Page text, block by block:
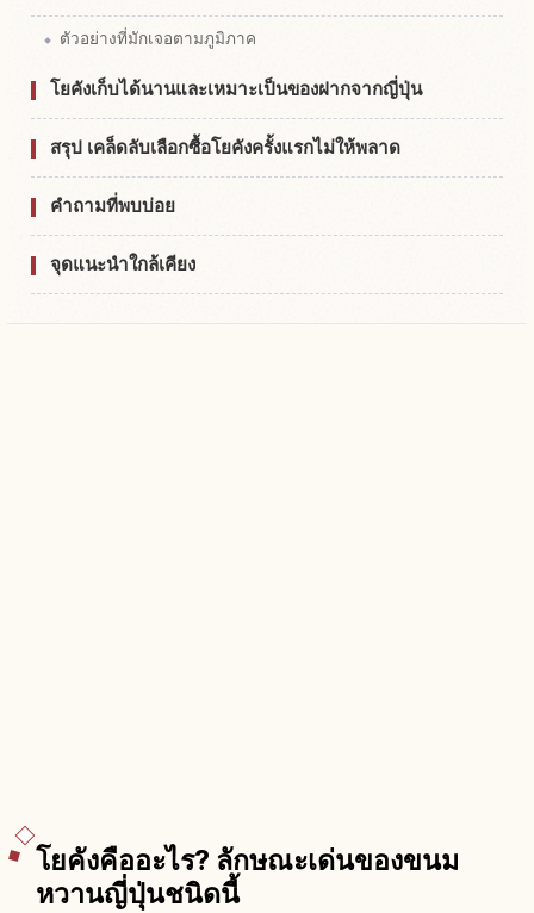
ตัวอย่างที่มักเจอตามภูมิภาค
โยคังเก็บได้นานและเหมาะเป็นของฝากจากญี่ปุ่น
สรุป เคล็ดลับเลือกซื้อโยคังครั้งแรกไม่ให้พลาด
คำถามที่พบบ่อย
จุดแนะนำใกล้เคียง
โยคังคืออะไร? ลักษณะเด่นของขนม
หวานญี่ปุ่นชนิดนี้